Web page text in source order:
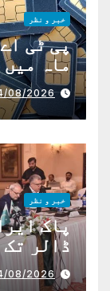
خبر و نظر
ماہ میں 18 لاکھ سے زائد سمز بلاک
08/2026
خبر و نظر
ڈالر
08/2026